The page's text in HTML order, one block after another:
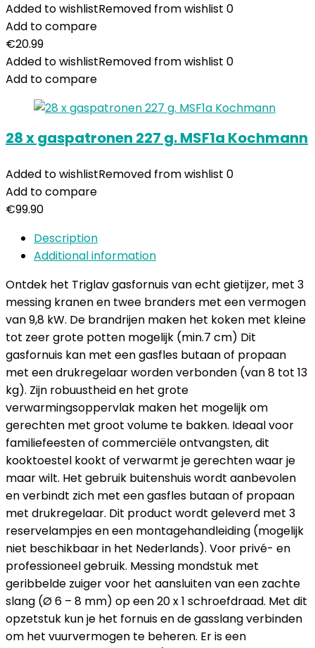
Added to wishlistRemoved from wishlist 0
Add to compare
€20.99
Added to wishlistRemoved from wishlist 0
Add to compare
28 x gaspatronen 227 g. MSF1a Kochmann
Added to wishlistRemoved from wishlist 0
Add to compare
€99.90
Description
Additional information
Ontdek het Triglav gasfornuis van echt gietijzer, met 3
messing kranen en twee branders met een vermogen
van 9,8 kW. De brandrijen maken het koken met kleine
tot zeer grote potten mogelijk (min.7 cm) Dit
gasfornuis kan met een gasfles butaan of propaan
met een drukregelaar worden verbonden (van 8 tot 13
kg). Zijn robuustheid en het grote
verwarmingsoppervlak maken het mogelijk om
gerechten met groot volume te bakken. Ideaal voor
familiefeesten of commerciële ontvangsten, dit
kooktoestel kookt of verwarmt je gerechten waar je
maar wilt. Het gebruik buitenshuis wordt aanbevolen
en verbindt zich met een gasfles butaan of propaan
met drukregelaar. Dit product wordt geleverd met 3
reservelampjes en een montagehandleiding (mogelijk
niet beschikbaar in het Nederlands). Voor privé- en
professioneel gebruik. Messing mondstuk met
geribbelde zuiger voor het aansluiten van een zachte
slang (Ø 6 – 8 mm) op een 20 x 1 schroefdraad. Met dit
opzetstuk kun je het fornuis en de gasslang verbinden
om het vuurvermogen te beheren. Er is een